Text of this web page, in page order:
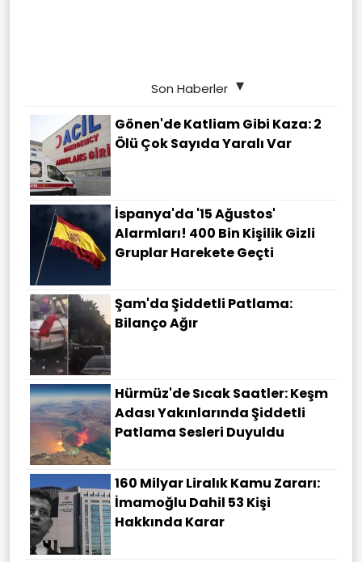
Son Haberler
Gönen'de Katliam Gibi Kaza: 2
Ölü Çok Sayıda Yaralı Var
İspanya'da '15 Ağustos'
Alarmları! 400 Bin Kişilik Gizli
Gruplar Harekete Geçti
Şam'da Şiddetli Patlama:
Bilanço Ağır
Hürmüz'de Sıcak Saatler: Keşm
Adası Yakınlarında Şiddetli
Patlama Sesleri Duyuldu
160 Milyar Liralık Kamu Zararı:
İmamoğlu Dahil 53 Kişi
Hakkında Karar